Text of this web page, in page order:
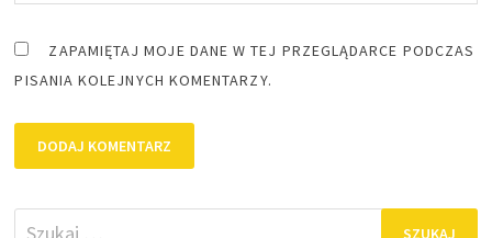
ZAPAMIĘTAJ MOJE DANE W TEJ PRZEGLĄDARCE PODCZAS
PISANIA KOLEJNYCH KOMENTARZY.
Szukaj: